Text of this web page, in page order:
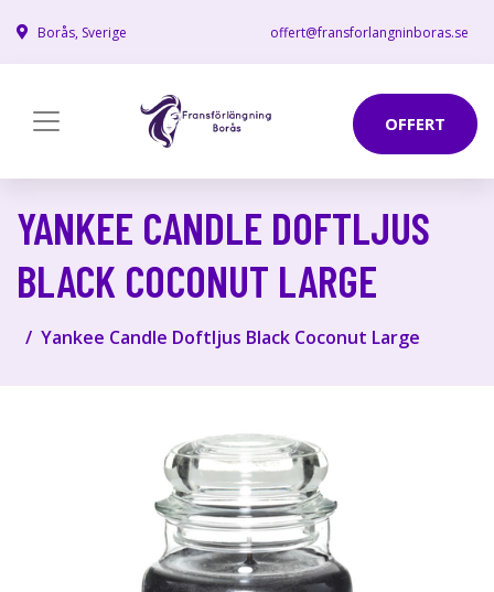
Borås, Sverige offert@fransforlangninboras.se
OFFERT
YANKEE CANDLE DOFTLJUS
BLACK COCONUT LARGE
Yankee Candle Doftljus Black Coconut Large